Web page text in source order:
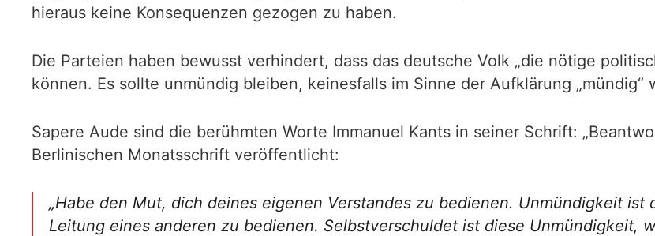
hieraus keine Konsequenzen gezogen zu haben.
Die Parteien haben bewusst verhindert, dass das deutsche Volk „die nötige
können. Es sollte unmündig bleiben, keinesfalls im Sinne der Aufklärung „mündig“
Sapere Aude sind die berühmten Worte Immanuel Kants in seiner Schrift:
Berlinischen Monatsschrift veröffentlicht:
„Habe den Mut, dich deines eigenen Verstandes zu bedienen. Unmündigkeit ist
Leitung eines anderen zu bedienen. Selbstverschuldet ist diese Unmündigkeit,